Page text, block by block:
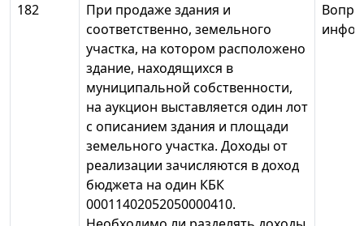
182
При продаже здания и
соответственно, земельного
участка, на котором расположено
здание, находящихся в
муниципальной собственности,
на аукцион выставляется один лот
с описанием здания и площади
земельного участка. Доходы от
реализации зачисляются в доход
бюджета на один КБК
00011402052050000410.